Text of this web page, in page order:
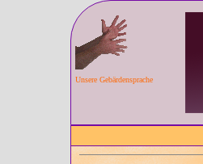
Unsere Gebärdensprache